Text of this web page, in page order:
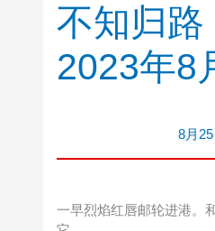
不知归
2023年8
8月
一早烈焰红唇邮轮进港。